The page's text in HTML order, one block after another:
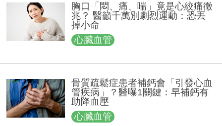
胸口「悶、痛、喘」竟是心絞痛徵
兆？ 醫籲千萬別劇烈運動：恐丟
掉小命
心臟血管
骨質疏鬆症患者補鈣會「引發心血
管疾病」？醫曝1關鍵：早補鈣有
助降血壓
心臟血管